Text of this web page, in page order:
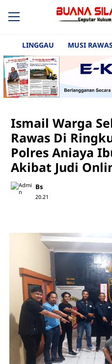
LINGGAU MUSI RAWAS
Ismail Warga
Rawas Di
Polres Aniaya
Akibat Judi
Bs
20.21